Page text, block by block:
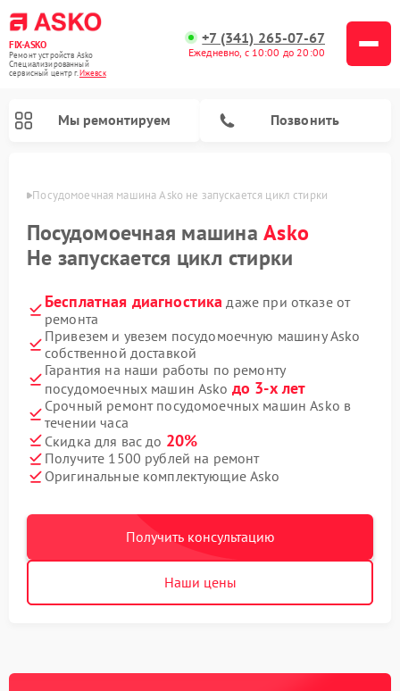
FIX-ASKO
Ремонт устройств Asko
Специализированный
cервисный центр г.Ижевск
+7 (341) 265-07-67
Ежедневно, с 10:00 до 20:00
Мы ремонтируем Позвонить
Посудомоечная машина Asko не запускается цикл стирки
Посудомоечная машинаAsko
Не запускается цикл стирки
Бесплатная диагностика даже при отказе от
ремонта
Привезем и увезем посудомоечную машину Asko
собственной доставкой
Гарантия на наши работы по ремонту
посудомоечных машин Asko до 3-х лет
Срочный ремонт посудомоечных машин Asko в
течении часа
Скидка для вас до 20%
Получите 1500 рублей на ремонт
Оригинальные комплектующие Asko
Получить консультацию
Наши цены